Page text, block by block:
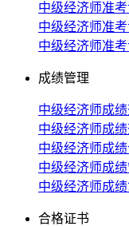
中级经济师准
中级经济师准
中级经济师准
成绩管理
中级经济师成
中级经济师成
中级经济师成
中级经济师成
中级经济师成
合格证书